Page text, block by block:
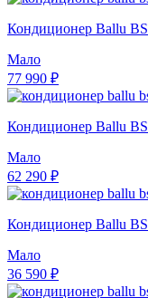
Кондиционер Ballu
Мало
77 990 ₽
Кондиционер Ballu
Мало
62 290 ₽
Кондиционер Ballu
Мало
36 590 ₽